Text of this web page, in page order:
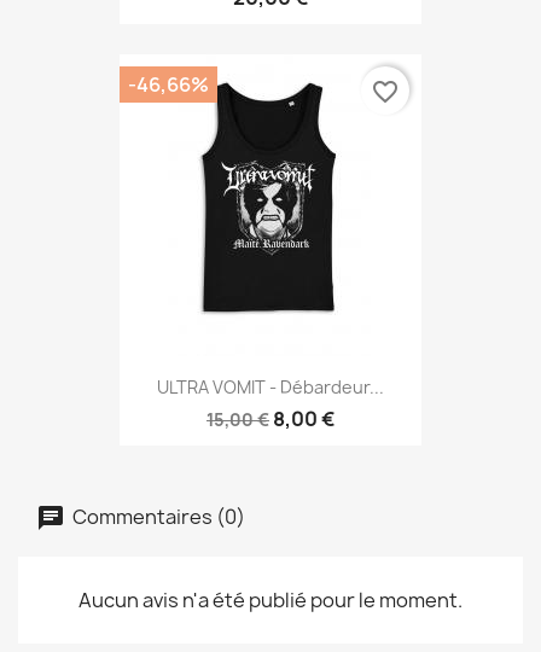
ULTRA VOMIT - Débardeur...
15,00 € 8,00 €
-46,66% favorite_border
Commentaires (0)
Aucun avis n'a été publié pour le moment.